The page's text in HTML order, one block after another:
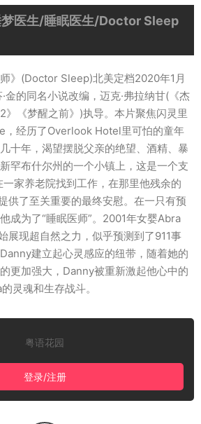
医生/睡眠医生/Doctor Sleep
师》(Doctor Sleep)北美定档2020年1月
金的同名小说改编，迈克·弗拉纳甘(《杰
》《梦醒之前》)执导。本片聚焦闪灵里
，经历了Overlook Hotel里可怕的童年
十年，渴望摆脱父亲的绝望、酒精、暴
罕布什尔州的一个小镇上，这是一个支
家养老院找到工作，在那里他残余的
供了至关重要的最终安慰。在一只有预
成为了“睡眠医师”。2001年女婴Abra
展现超自然之力，似乎预测到了911事
建立起心灵感应的纽带，随着她的
更加强大，Danny被重新激起他心中的
灵魂和生存战斗。
粤语花园
登录/注册